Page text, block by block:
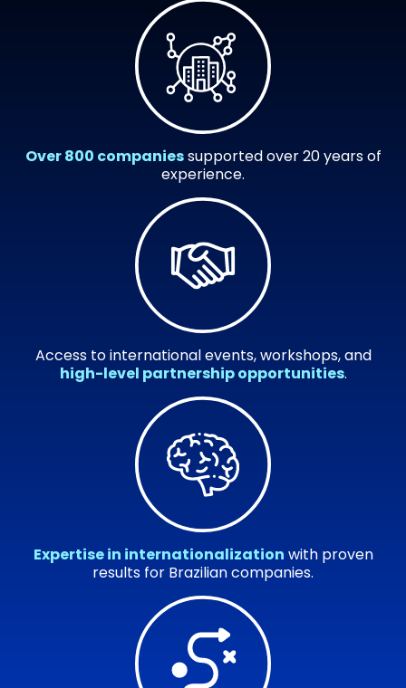
Over 800 companiessupported over 20 years of
experience.
Access to international events, workshops, and
high-level partnership opportunities.
Expertise in internationalization with proven
results for Brazilian companies.